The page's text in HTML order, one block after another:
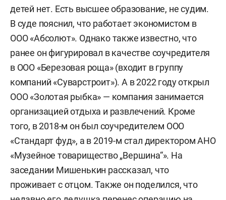
детей нет. Есть высшее образование, не судим.
В суде пояснил, что работает экономистом в
ООО «Абсолют». Однако также известно, что
ранее он фигурировал в качестве соучредителя
в ООО «Березовая роща» (входит в группу
компаний «Суварстроит»). А в 2022 году открыл
ООО «Золотая рыбка» — компания занимается
организацией отдыха и развлечений. Кроме
того, в 2018-м он был соучредителем ООО
«Стандарт фуд», а в 2019-м стал директором АНО
«Музейное товарищество „Вершина“». На
заседании Мишенькин рассказал, что
проживает с отцом. Также он поделился, что